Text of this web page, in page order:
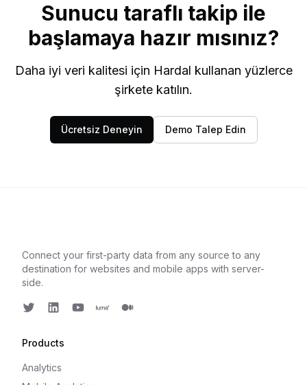
Sunucu taraflı takip ile
başlamaya hazır mısınız?
Daha iyi veri kalitesi için Hardal kullanan yüzlerce
şirkete katılın.
Ücretsiz Deneyin Demo Talep Edin
Connect your first-party data from any source to any
destination for websites and mobile apps with server-
side.
Products
Analytics